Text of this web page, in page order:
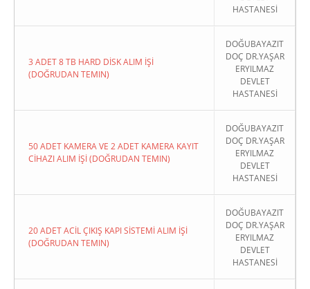
HASTANESİ
3 ADET 8 TB HARD DİSK ALIM İŞİ
(DOĞRUDAN TEMIN)
DOĞUBAYAZIT
DOÇ DR.YAŞAR
ERYILMAZ
DEVLET
HASTANESİ
50 ADET KAMERA VE 2 ADET KAMERA KAYIT
CİHAZI ALIM İŞİ (DOĞRUDAN TEMIN)
DOĞUBAYAZIT
DOÇ DR.YAŞAR
ERYILMAZ
DEVLET
HASTANESİ
20 ADET ACİL ÇIKIŞ KAPI SİSTEMİ ALIM İŞİ
(DOĞRUDAN TEMIN)
DOĞUBAYAZIT
DOÇ DR.YAŞAR
ERYILMAZ
DEVLET
HASTANESİ